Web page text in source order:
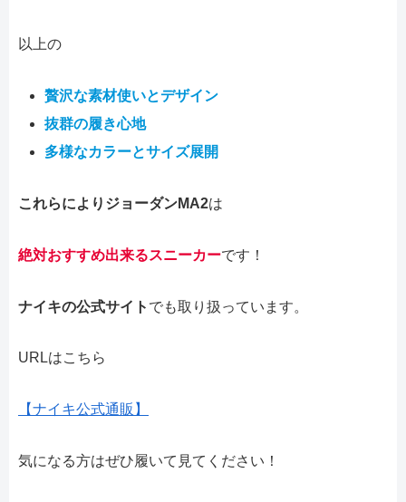
以上の
贅沢な素材使いとデザイン
抜群の履き心地
多様なカラーとサイズ展開
これらによりジョーダンMA2は
絶対おすすめ出来るスニーカーです！
ナイキの公式サイト でも取り扱っています。
URLはこちら
【ナイキ公式通販】
気になる方はぜひ履いて見てください！